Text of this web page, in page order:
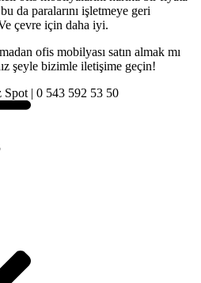
da paralarını işletmeye geri
çevre için daha iyi.
ofis mobilyası satın almak mı
şeyle bizimle iletişime geçin!
Spot | 0 543 592 53 50